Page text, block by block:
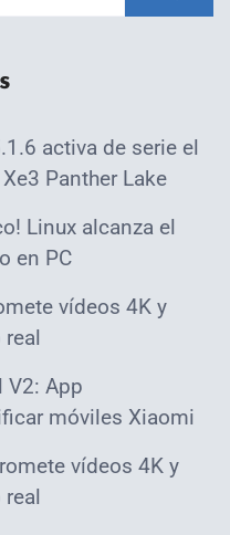
activa de serie el
Panther Lake
Linux alcanza el
en PC
vídeos 4K y
V2: App
móviles Xiaomi
vídeos 4K y